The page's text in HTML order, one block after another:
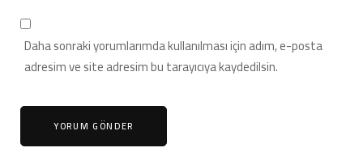
Daha sonraki yorumlarımda kullanılması için adım, e-posta
adresim ve site adresim bu tarayıcıya kaydedilsin.